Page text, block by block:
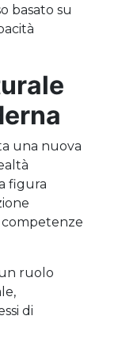
basato su
una nuova
figura
competenze
ruolo
di